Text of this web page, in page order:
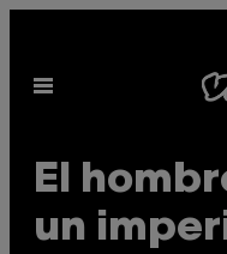
contenido
Abrir
El
un